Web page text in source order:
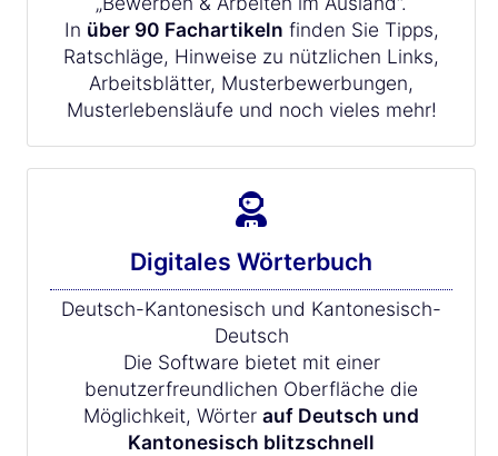
In über 90 Fachartikeln finden Sie Tipps,
Ratschläge, Hinweise zu nützlichen Links,
Arbeitsblätter, Musterbewerbungen,
Musterlebensläufe und noch vieles mehr!
Digitales Wörterbuch
Deutsch-Kantonesisch und Kantonesisch-
Deutsch
Die Software bietet mit einer
benutzerfreundlichen Oberfläche die
Möglichkeit, Wörter auf Deutsch und
Kantonesisch blitzschnell